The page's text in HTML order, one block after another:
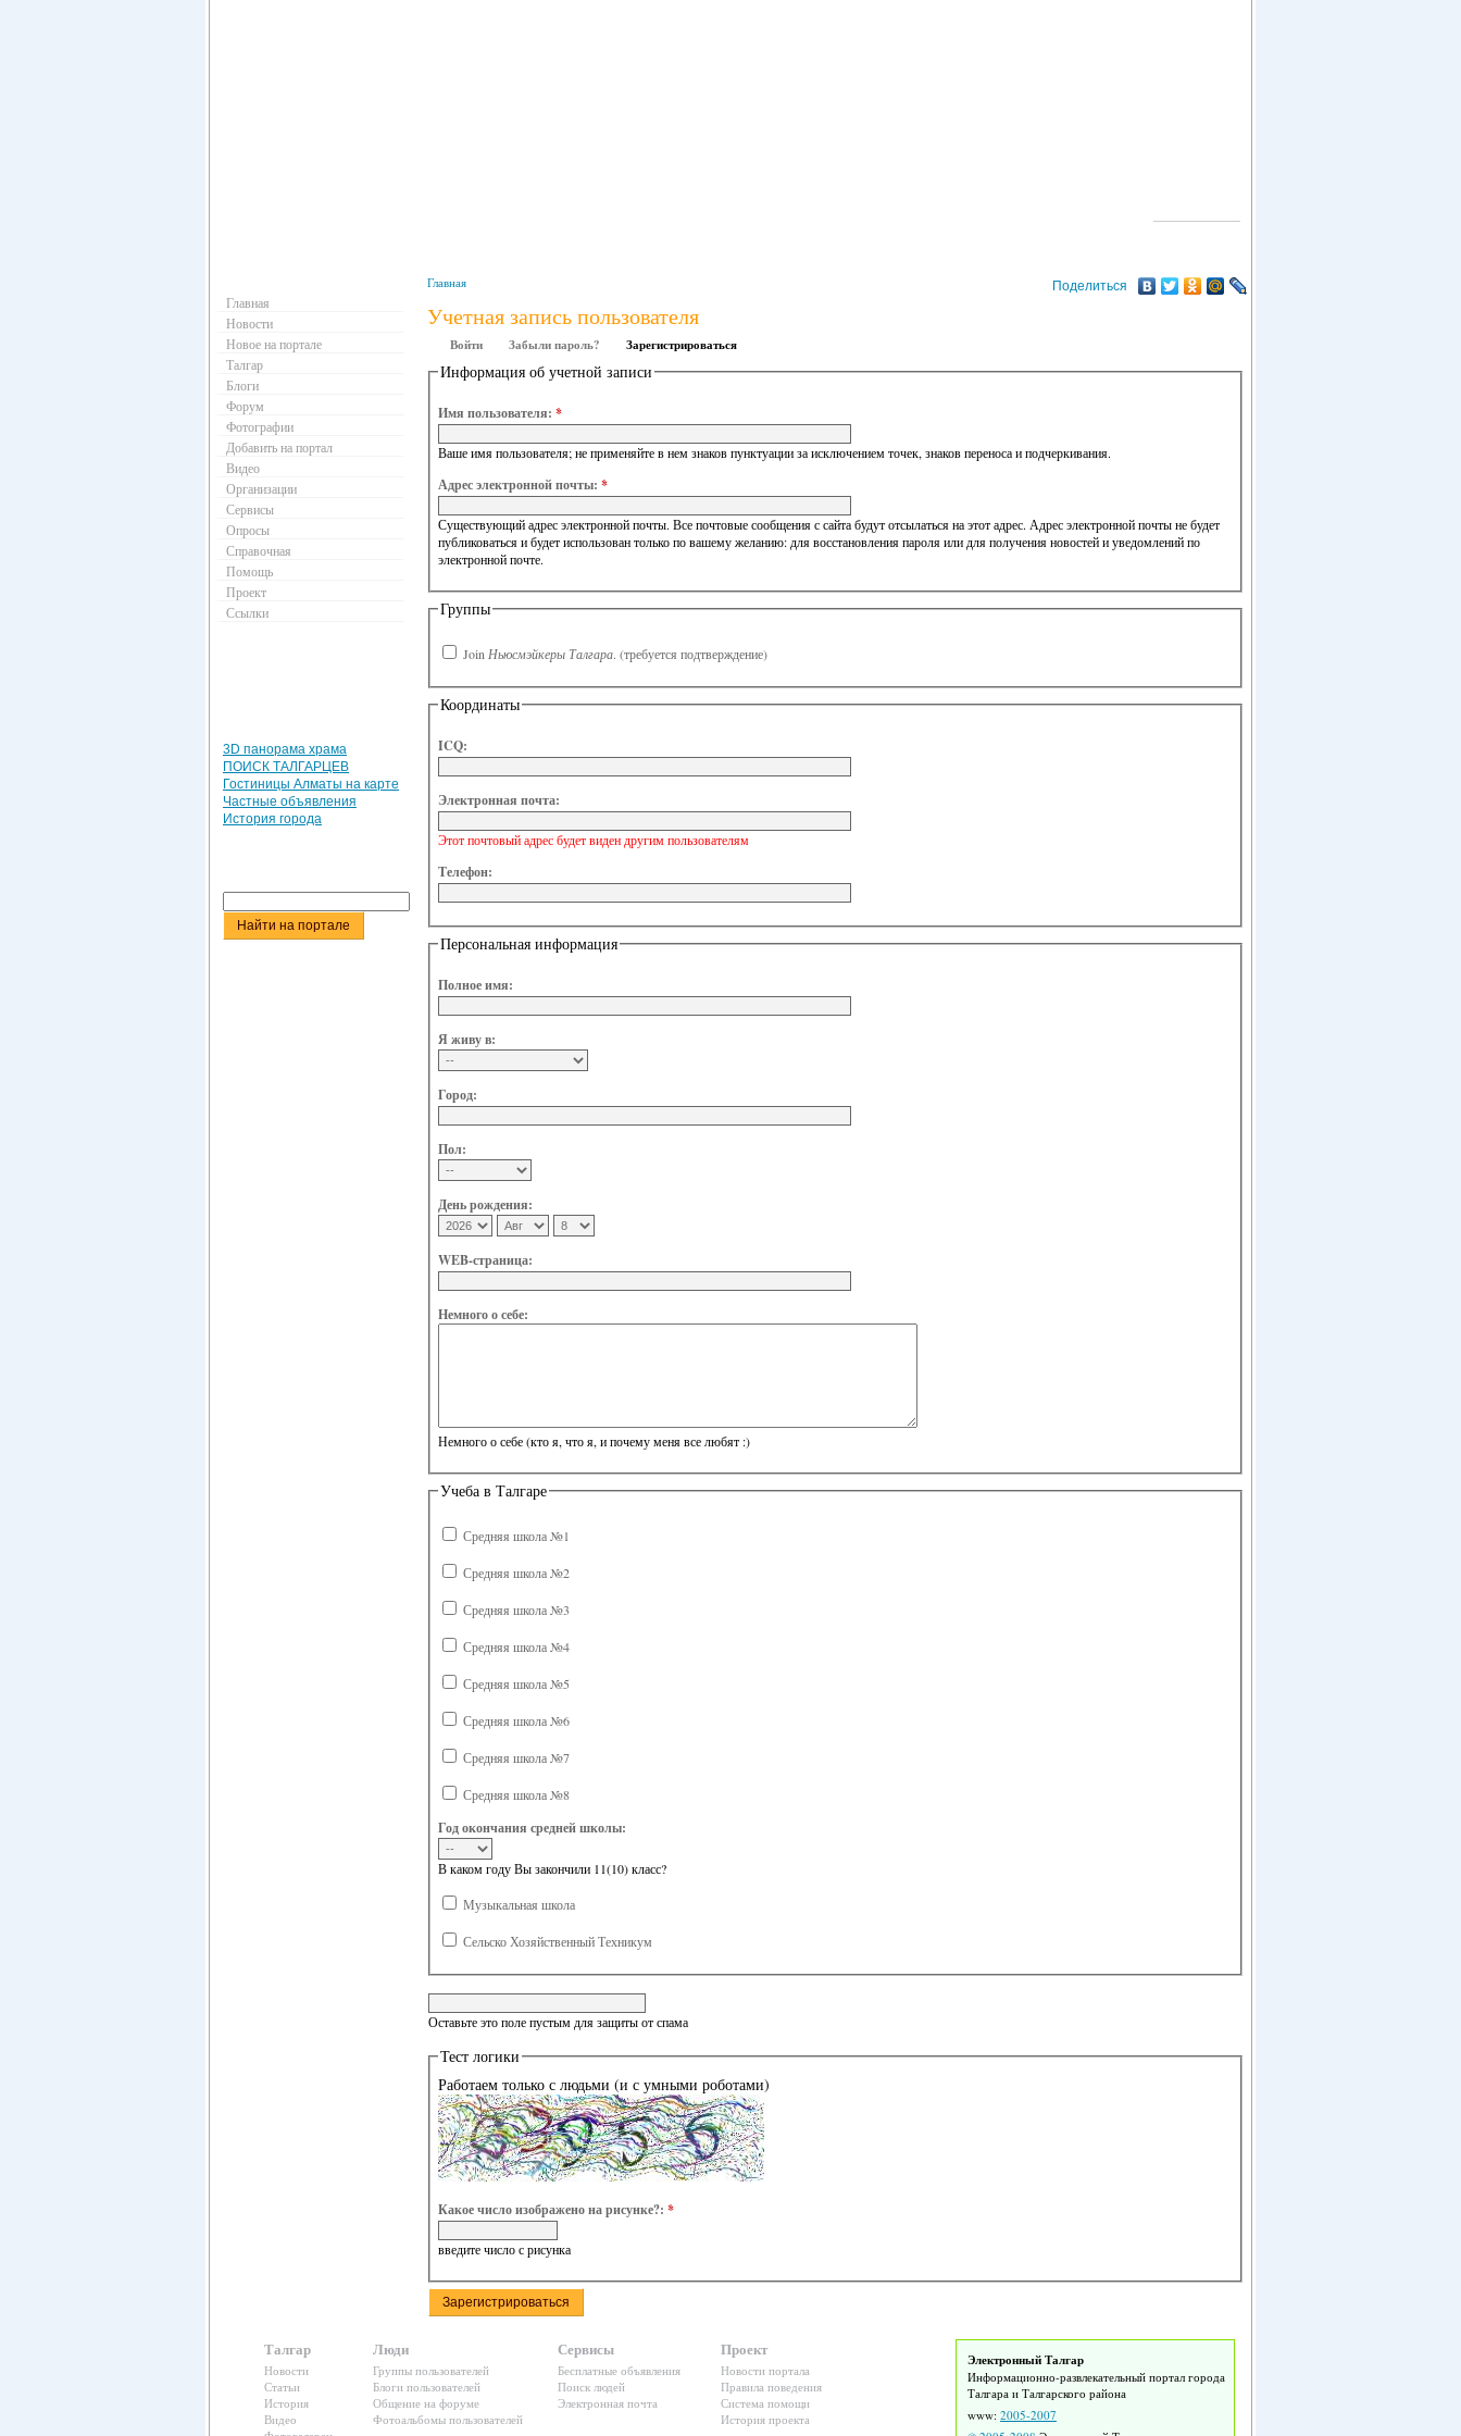
Поделиться
Главная
Учетная запись пользователя
Войти Забыли пароль? Зарегистрироваться
Информация об учетной записи
Имя пользователя: *
Ваше имя пользователя; не применяйте в нем знаков пунктуации за исключением точек, знаков переноса и подчеркивания.
Адрес электронной почты: *
Существующий адрес электронной почты. Все почтовые сообщения с сайта будут отсылаться на этот адрес. Адрес электронной почты не будет
публиковаться и будет использован только по вашему желанию: для восстановления пароля или для получения новостей и уведомлений по
электронной почте.
Группы
Join Ньюсмэйкеры Талгара. (требуется подтверждение)
Координаты
ICQ:
Электронная почта:
Этот почтовый адрес будет виден другим пользователям
Телефон:
Персональная информация
Полное имя:
Я живу в:
Город:
Пол:
День рождения:
WEB-страница:
Немного о себе:
Немного о себе (кто я, что я, и почему меня все любят :)
Учеба в Талгаре
Средняя школа №1
Средняя школа №2
Средняя школа №3
Средняя школа №4
Средняя школа №5
Средняя школа №6
Средняя школа №7
Средняя школа №8
Год окончания средней школы:
В каком году Вы закончили 11(10) класс?
Музыкальная школа
Сельско Хозяйственный Техникум
Оставьте это поле пустым для защиты от спама
Тест логики
Работаем только с людьми (и с умными роботами)
Какое число изображено на рисунке?: *
введите число с рисунка
Главная
Новости
Новое на портале
Талгар
Блоги
Форум
Фотографии
Добавить на портал
Видео
Организации
Сервисы
Опросы
Справочная
Помощь
Проект
Ссылки
3D панорама храма
ПОИСК ТАЛГАРЦЕВ
Гостиницы Алматы на карте
Частные объявления
История города
Талгар
Новости
Статьи
История
Видео
Люди
Группы пользователей
Блоги пользователей
Общение на форуме
Фотоальбомы пользователей
Сервисы
Бесплатные объявления
Поиск людей
Электронная почта
Проект
Новости портала
Правила поведения
Система помощи
История проекта
Электронный Талгар
Информационно-развлекательный портал города
Талгара и Талгарского района
www: 2005-2007